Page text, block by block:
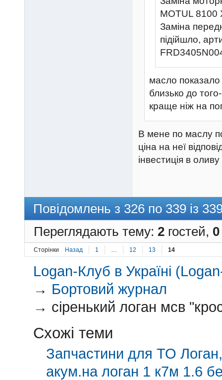
MOTUL 8100
Заміна
підійшло,
масло
близько до
краще ніж на
В мене по маслу
ціна на неї
інвестиція в
Повідомлень з 326 по 339 із
Переглядають тему: 2 гостей, 0
Сторінки Назад 1 12 13 14
Logan-Клуб в Україні
→ Бортовий журнал
→ сіренький логан мсв
Схожі теми
Запчастини для ТО
акум.на логан 1 к7м 1.6